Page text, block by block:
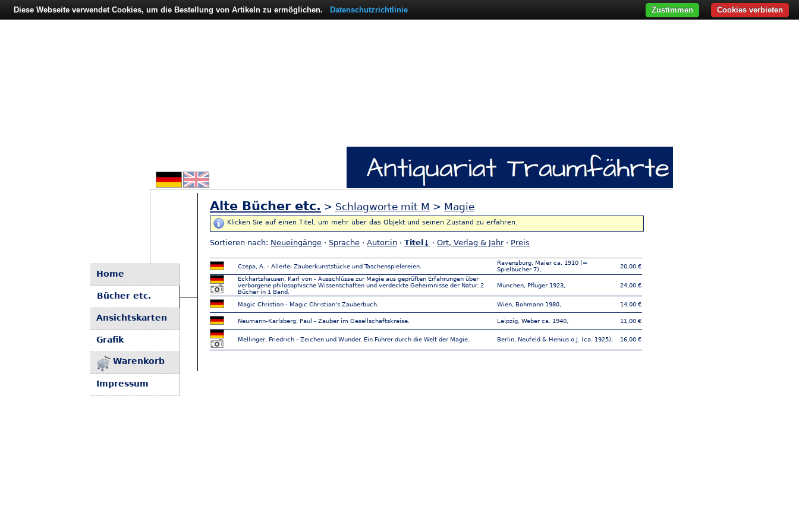
Home
Bücher etc.
Ansichtskarten
Grafik
Warenkorb
Impressum
Alte Bücher etc. > Schlagworte mit M > Magie
Klicken Sie auf einen Titel, um mehr über das Objekt und seinen Zustand zu erfahren.
Sortieren nach: Neueingänge · Sprache · Autor:in · Titel↓ · Ort, Verlag & Jahr· Preis
Czepa, A. - Allerlei Zauberkunststücke und Taschenspielereien.
Ravensburg, Maier ca. 1910 (=
Spielbücher 7),
20,00 €
Eckhartshausen, Karl von - Ausschlüsse zur Magie aus geprüften Erfahrungen über
verborgene philosophische Wissenschaften und verdeckte Geheimnisse der Natur. 2
Bücher in 1 Band.
München, Pflüger 1923, 24,00 €
Magic Christian - Magic Christian's Zauberbuch. Wien, Bohmann 1980, 14,00 €
Neumann-Karlsberg, Paul - Zauber im Gesellschaftskreise. Leipzig, Weber ca. 1940, 11,00 €
Mellinger, Friedrich - Zeichen und Wunder. Ein Führer durch die Welt der Magie. Berlin, Neufeld & Henius o.J. (ca. 1925), 16,00 €
Diese Webseite verwendet Cookies, um die Bestellung von Artikeln zu ermöglichen. Datenschutzrichtlinie Cookies verbieten
Zustimmen